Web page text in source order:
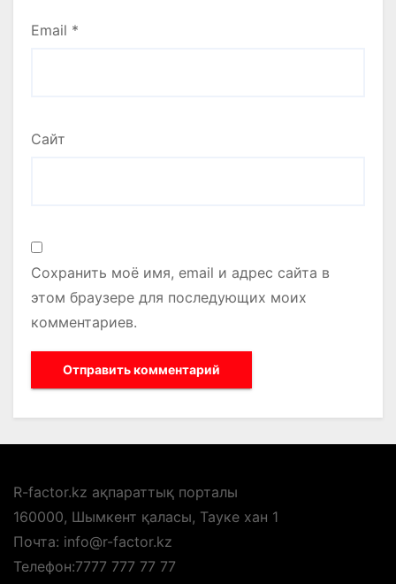
Email *
Сайт
Сохранить моё имя, email и адрес сайта в
этом браузере для последующих моих
комментариев.
R-factor.kz ақпараттық порталы
160000, Шымкент қаласы, Тауке хан 1
Почта: info@r-factor.kz
Телефон:7777 777 77 77